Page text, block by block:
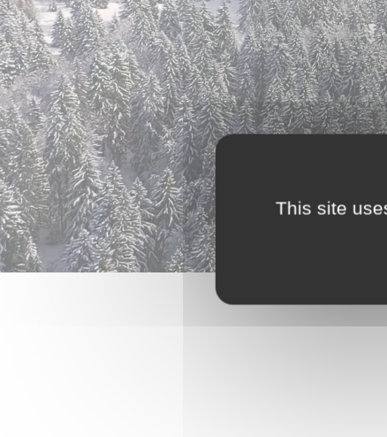
This site